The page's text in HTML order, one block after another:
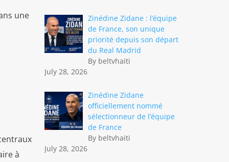
une
à
Zinédine Zidane : l’équipe
de France, son unique
priorité depuis son départ
du Real Madrid
By beltvhaiti
July 28, 2026
Zinédine Zidane
officiellement nommé
sélectionneur de l’équipe
de France
By beltvhaiti
July 28, 2026